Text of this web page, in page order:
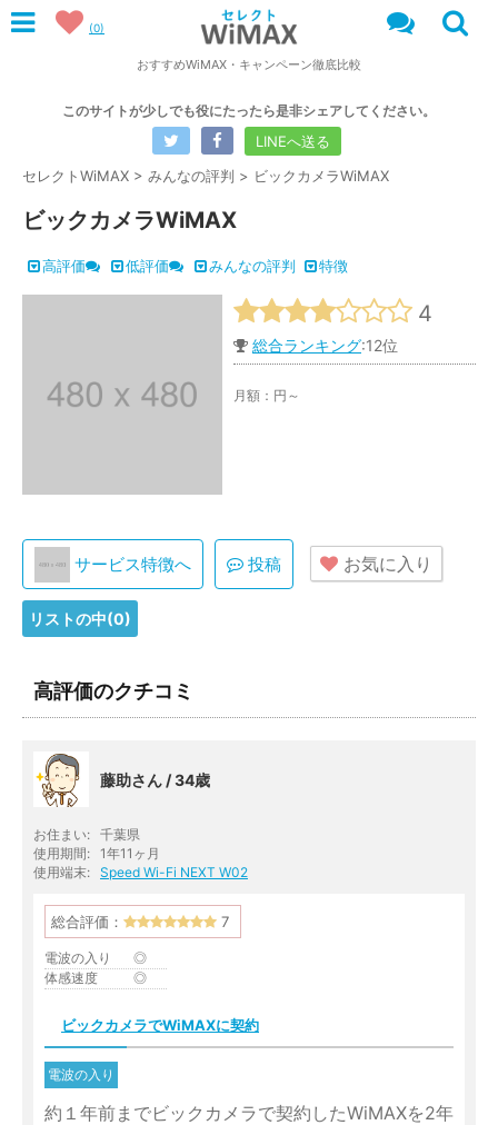
(0)
おすすめWiMAX・キャンペーン徹底比較
このサイトが少しでも役にたったら是非シェアしてください。
LINEへ送る
セレクトWiMAX > みんなの評判 > ビックカメラWiMAX
ビックカメラWiMAX
高評価 低評価 みんなの評判 特徴
4
総合ランキング:12位
月額： 円～
サービス特徴へ 投稿 お気に入り
リストの中(0)
高評価のクチコミ
藤助さん / 34歳
お住まい: 千葉県
使用期間: 1年11ヶ月
使用端末: Speed Wi-Fi NEXT W02
総合評価： 7
電波の入り
◎
体感速度
◎
ビックカメラでWiMAXに契約
電波の入り
約１年前までビックカメラで契約したWiMAXを2年